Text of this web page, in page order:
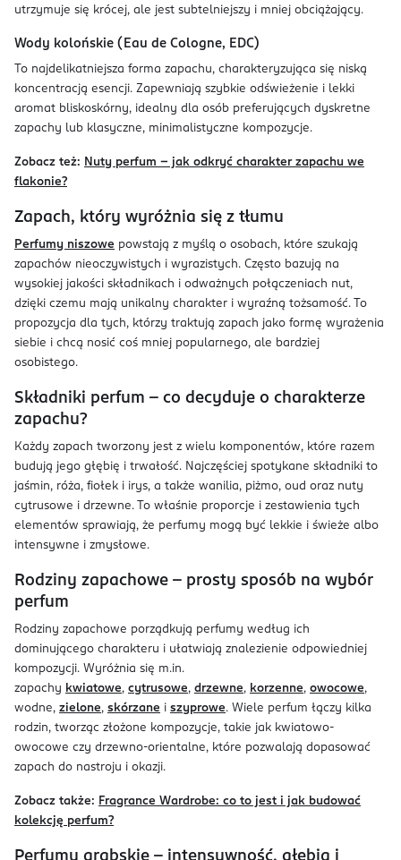
utrzymuje się krócej, ale jest subtelniejszy i mniej obciążający.
Wody kolońskie (Eau de Cologne, EDC)
To najdelikatniejsza forma zapachu, charakteryzująca się niską
koncentracją esencji. Zapewniają szybkie odświeżenie i lekki
aromat bliskoskórny, idealny dla osób preferujących dyskretne
zapachy lub klasyczne, minimalistyczne kompozycje.
Zobacz też: Nuty perfum – jak odkryć charakter zapachu we
flakonie?
Zapach, który wyróżnia się z tłumu
Perfumy niszowe powstają z myślą o osobach, które szukają
zapachów nieoczywistych i wyrazistych. Często bazują na
wysokiej jakości składnikach i odważnych połączeniach nut,
dzięki czemu mają unikalny charakter i wyraźną tożsamość. To
propozycja dla tych, którzy traktują zapach jako formę wyrażenia
siebie i chcą nosić coś mniej popularnego, ale bardziej
osobistego.
Składniki perfum – co decyduje o charakterze
zapachu?
Każdy zapach tworzony jest z wielu komponentów, które razem
budują jego głębię i trwałość. Najczęściej spotykane składniki to
jaśmin, róża, fiołek i irys, a także wanilia, piżmo, oud oraz nuty
cytrusowe i drzewne. To właśnie proporcje i zestawienia tych
elementów sprawiają, że perfumy mogą być lekkie i świeże albo
intensywne i zmysłowe.
Rodziny zapachowe – prosty sposób na wybór
perfum
Rodziny zapachowe porządkują perfumy według ich
dominującego charakteru i ułatwiają znalezienie odpowiedniej
kompozycji. Wyróżnia się m.in.
zapachy kwiatowe, cytrusowe, drzewne, korzenne, owocowe,
wodne, zielone, skórzane i szyprowe. Wiele perfum łączy kilka
rodzin, tworząc złożone kompozycje, takie jak kwiatowo-
owocowe czy drzewno-orientalne, które pozwalają dopasować
zapach do nastroju i okazji.
Zobacz także: Fragrance Wardrobe: co to jest i jak budować
kolekcję perfum?
Perfumy arabskie – intensywność, głębia i